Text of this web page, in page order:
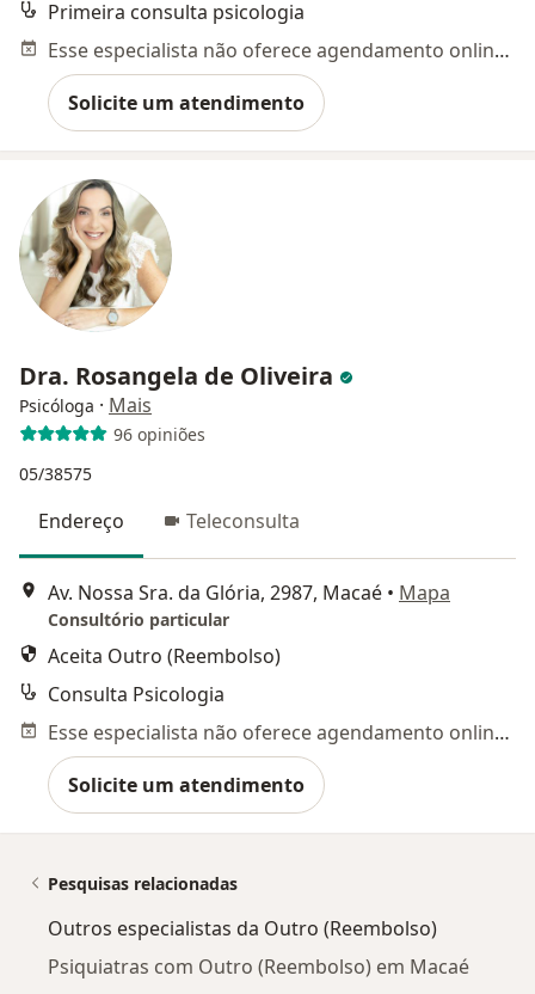
Primeira consulta psicologia
Esse especialista não oferece agendamento online para esse endereço.
Solicite um atendimento
Dra. Rosangela de Oliveira
Psicóloga · Mais
96 opiniões
05/38575
Endereço Teleconsulta
Av. Nossa Sra. da Glória, 2987, Macaé • Mapa
Consultório particular
Aceita Outro (Reembolso)
Consulta Psicologia
Esse especialista não oferece agendamento online para esse endereço.
Solicite um atendimento
Pesquisas relacionadas
Outros especialistas da Outro (Reembolso)
Psiquiatras com Outro (Reembolso) em Macaé